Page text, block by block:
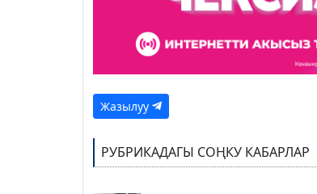
Жазылуу
РУБРИКАДАГЫ СОҢКУ КАБАРЛАР